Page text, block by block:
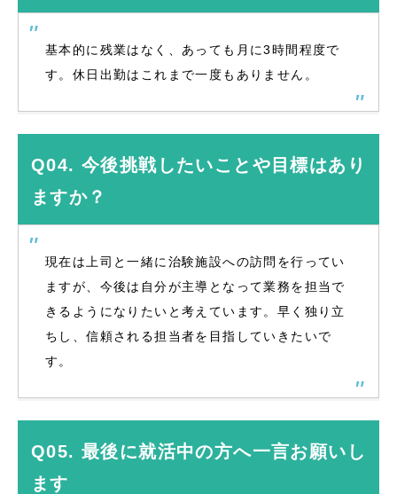
基本的に残業はなく、あっても月に3時間程度で
す。休日出勤はこれまで一度もありません。
Q04. 今後挑戦したいことや目標はあり
ますか？
現在は上司と一緒に治験施設への訪問を行ってい
ますが、今後は自分が主導となって業務を担当で
きるようになりたいと考えています。早く独り立
ちし、信頼される担当者を目指していきたいで
す。
Q05. 最後に就活中の方へ一言お願いし
ます